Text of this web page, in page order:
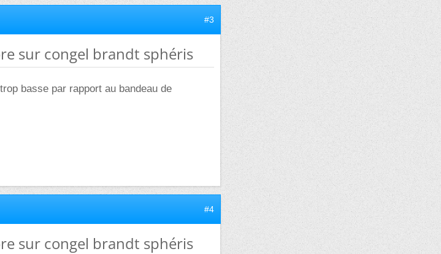
#3
sur congel brandt sphéris
basse par rapport au bandeau de
#4
sur congel brandt sphéris